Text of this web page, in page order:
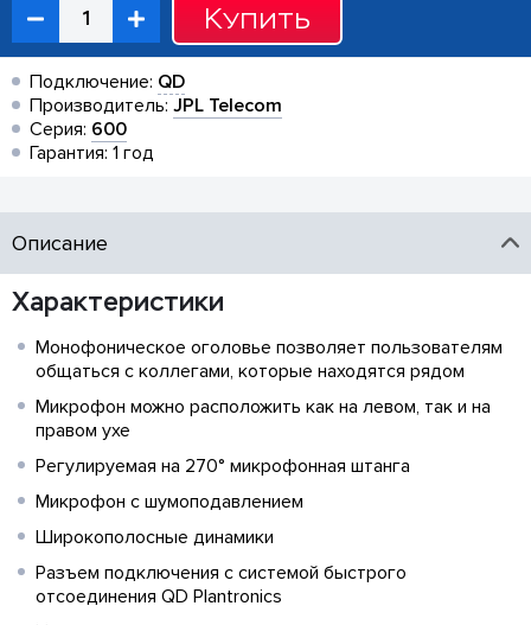
Купить
Подключение: QD
Производитель: JPL Telecom
Серия: 600
Гарантия: 1 год
Описание
Характеристики
Монофоническое оголовье позволяет пользователям
общаться с коллегами, которые находятся рядом
Микрофон можно расположить как на левом, так и на
правом ухе
Регулируемая на 270° микрофонная штанга
Микрофон с шумоподавлением
Широкополосные динамики
Разъем подключения с системой быстрого
отсоединения QD Plantronics